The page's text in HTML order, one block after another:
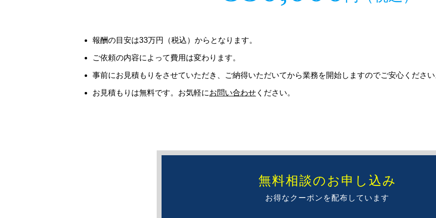
報酬の目安は33万円（税込）からとなります。
ご依頼の内容によって費用は変わります。
事前にお見積もりをさせていただき、ご納得いただいてから業務を開始しますのでご安心くださ
お見積もりは無料です。お気軽にお問い合わせ ください。
無料相談のお申し込み
お得なクーポンを配布しています